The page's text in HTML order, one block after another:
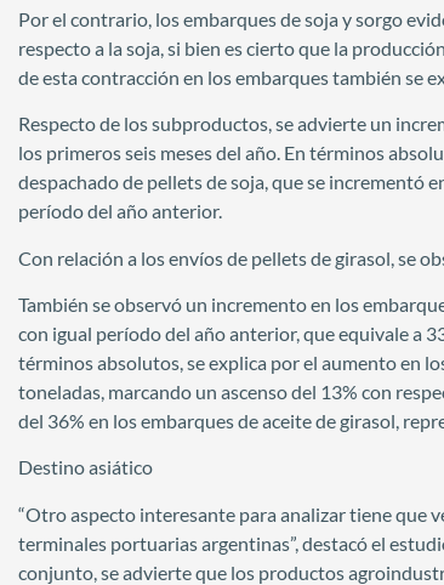
Por el contrario, los embarques de soja y sorgo
respecto a la soja, si bien es cierto que la
de esta contracción en los embarques también se
Respecto de los subproductos, se advierte un
los primeros seis meses del año. En términos
despachado de pellets de soja, que se incrementó
período del año anterior.
Con relación a los envíos de pellets de girasol, se
También se observó un incremento en los
con igual período del año anterior, que equivale a
términos absolutos, se explica por el aumento en
toneladas, marcando un ascenso del 13% con
del 36% en los embarques de aceite de girasol,
Destino asiático
“Otro aspecto interesante para analizar tiene que
terminales portuarias argentinas”, destacó el
conjunto, se advierte que los productos